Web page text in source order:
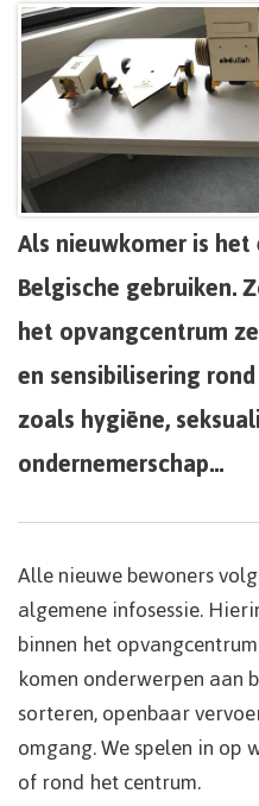
Als nieuwkomer is
Belgische gebruiken.
het opvangcentrum
en sensibilisering
zoals hygiëne,
ondernemerschap…
Alle nieuwe bewoners
algemene infosessie.
binnen het
komen onderwerpen aan
sorteren, openbaar
omgang. We spelen in
of rond het centrum.